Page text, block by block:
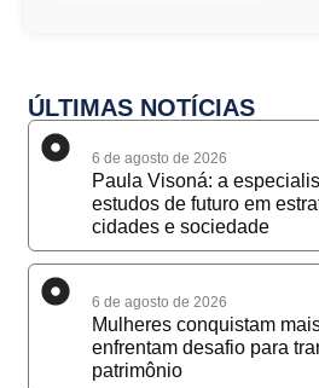
ÚLTIMAS NOTÍCIAS
6 de agosto de 2026
Paula Visoná: a
estudos de futuro em
cidades e sociedade
6 de agosto de 2026
Mulheres conquistam
enfrentam desafio para
patrimônio